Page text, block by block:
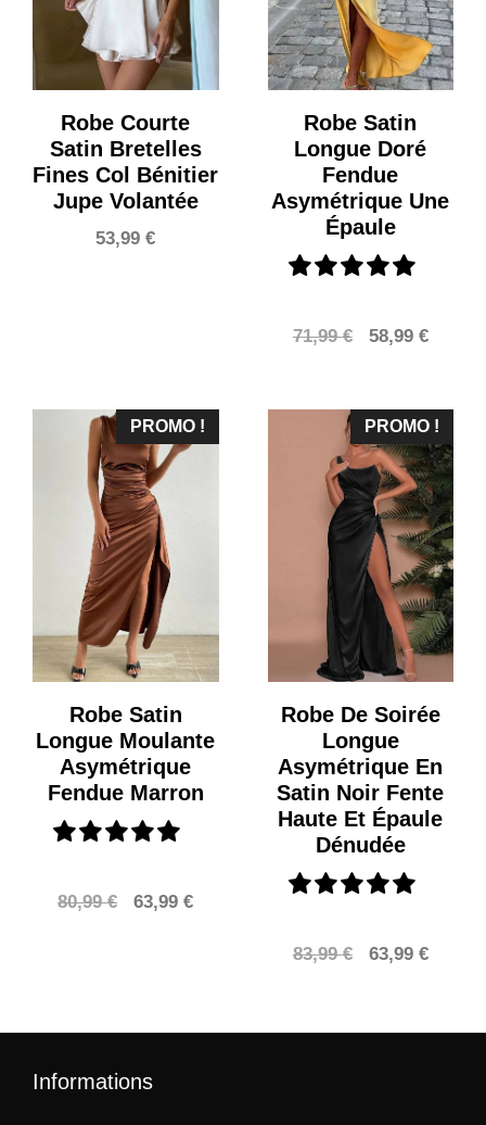
Robe Courte
Satin Bretelles
Fines Col Bénitier
Jupe Volantée
53,99€
Robe Satin
Longue Doré
Fendue
Asymétrique Une
Épaule
71,99€
Le
était :
71,99 €.
58,99 €Le
est :
58,99
PROMO !
Robe Satin
Longue Moulante
Asymétrique
Fendue Marron
80,99€
Le
63,99€Le
PROMO !
Robe De Soirée
Longue
Asymétrique En
Satin Noir Fente
Haute Et Épaule
Dénudée
83,99€
Le
était :
63,99 €Le
est :
Informations